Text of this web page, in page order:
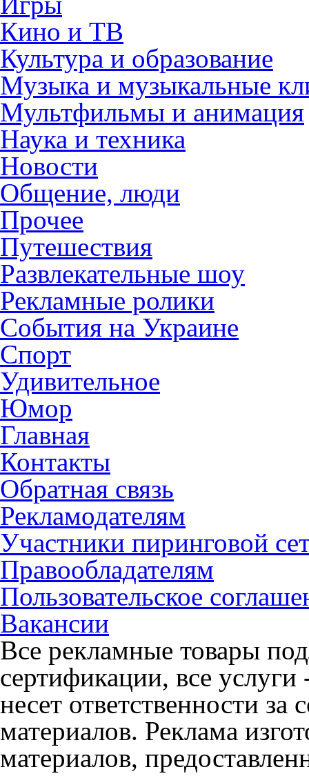
Кино и ТВ
Культура и образование
Музыка и музыкальные
Мультфильмы и анимация
Наука и техника
Новости
Общение, люди
Прочее
Путешествия
Развлекательные шоу
Рекламные ролики
События на Украине
Спорт
Удивительное
Юмор
Главная
Контакты
Обратная связь
Рекламодателям
Участники пиринговой
Правообладателям
Пользовательское
Вакансии
Все рекламные товары
сертификации, все
несет ответственности
материалов. Реклама
материалов,